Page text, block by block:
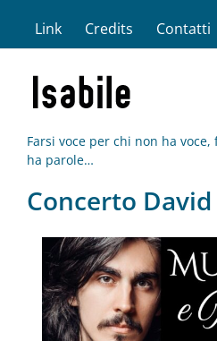
contenuto
Link Credits Contatti
Farsi voce per chi non ha
ha parole…
Concerto